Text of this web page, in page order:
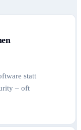
statt
– oft